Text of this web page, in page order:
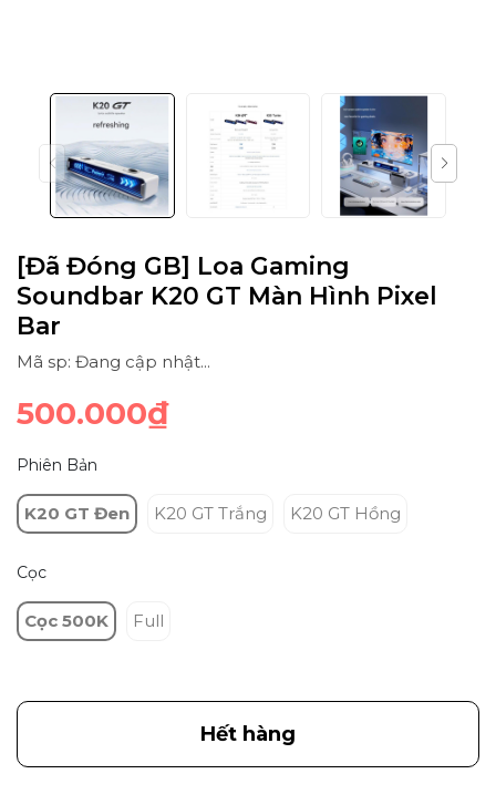
[Đã Đóng GB] Loa Gaming
Soundbar K20 GT Màn Hình Pixel
Bar
Mã sp: Đang cập nhật...
500.000₫
Phiên Bản
K20 GT Đen K20 GT Trắng K20 GT Hồng
Cọc
Cọc 500K Full
Hết hàng